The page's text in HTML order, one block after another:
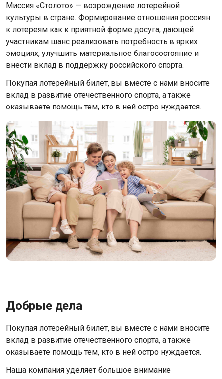
Миссия «Столото» — возрождение лотерейной
культуры в стране. Формирование отношения россиян
к лотереям как к приятной форме досуга, дающей
участникам шанс реализовать потребность в ярких
эмоциях, улучшить материальное благосостояние и
внести вклад в поддержку российского спорта.
Покупая лотерейный билет, вы вместе с нами вносите
вклад в развитие отечественного спорта, а также
оказываете помощь тем, кто в ней остро нуждается.
Добрые дела
Покупая лотерейный билет, вы вместе с нами вносите
вклад в развитие отечественного спорта, а также
оказываете помощь тем, кто в ней остро нуждается.
Наша компания уделяет большое внимание